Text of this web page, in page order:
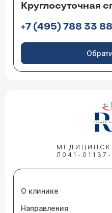
Круглосуточная
+7 (495) 788 33 88
Л041-
О клинике
Направления